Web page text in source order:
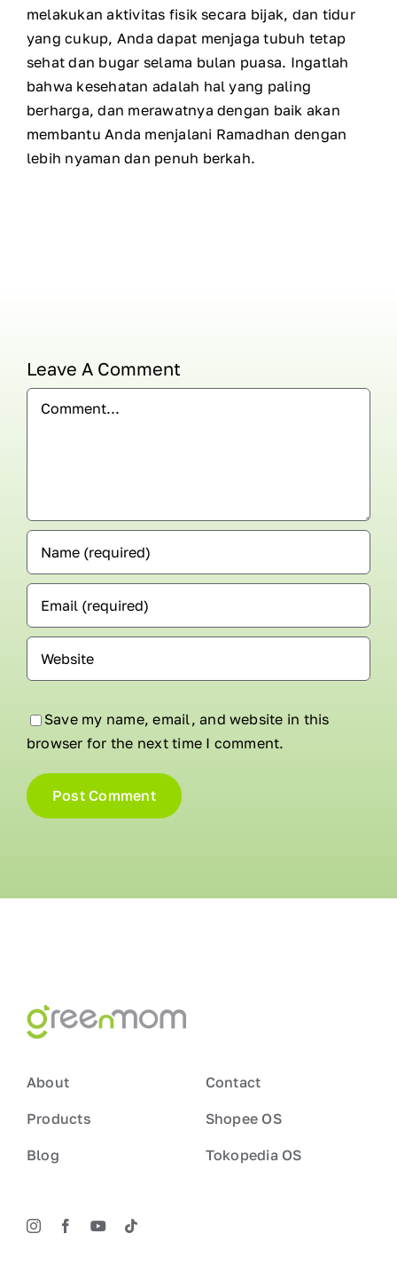
melakukan aktivitas fisik secara bijak, dan tidur
yang cukup, Anda dapat menjaga tubuh tetap
sehat dan bugar selama bulan puasa. Ingatlah
bahwa kesehatan adalah hal yang paling
berharga, dan merawatnya dengan baik akan
membantu Anda menjalani Ramadhan dengan
lebih nyaman dan penuh berkah.
Leave A Comment
Comment
Save my name, email, and website in this
browser for the next time I comment.
About
Products
Blog
Contact
Shopee OS
Tokopedia OS